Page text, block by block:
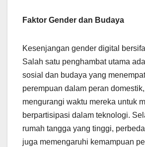
Faktor Gender dan Budaya
Kesenjangan gender digital
Salah satu penghambat utama
sosial dan budaya yang
perempuan dalam peran
mengurangi waktu mereka untuk
berpartisipasi dalam teknologi.
rumah tangga yang tinggi,
juga memengaruhi kemampuan